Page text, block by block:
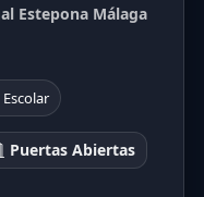
Estepona Málaga
Puertas Abiertas